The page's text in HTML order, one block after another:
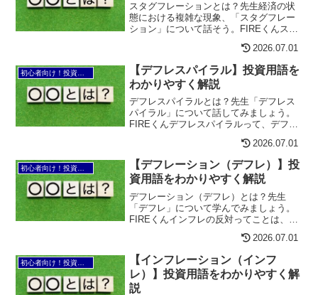
スタグフレーションとは？先生経済の状
態における複雑な現象、「スタグフレー
ション」について話そう。FIREくんスタ
何ですか？先生スタグフレーションは、
経済が停滞している状態（スタグネーシ
ョン）と、物価が上昇...
2026.07.01
初心者向け！投資用語の知恵袋
【デフレスパイラル】投資用語を
わかりやすく解説
デフレスパイラルとは？先生「デフレス
パイラル」について話してみましょう。
FIREくんデフレスパイラルって、デフレ
通り。デフレスパイラルとは、物価の継
続的な下落が消費の抑制を招き、それが
さらに物価の下落を引...
2026.07.01
初心者向け！投資用語の知恵袋
【デフレーション（デフレ）】投
資用語をわかりやすく解説
デフレーション（デフレ）とは？先生
「デフレ」について学んでみましょう。
FIREくんインフレの反対ってことは、物
物価が継続的に下落する経済現象のこと
をデフレと言います。つまり、お金の価
値が上がり、同じお金で...
2026.07.01
初心者向け！投資用語の知恵袋
【インフレーション（インフ
レ）】投資用語をわかりやすく解
説